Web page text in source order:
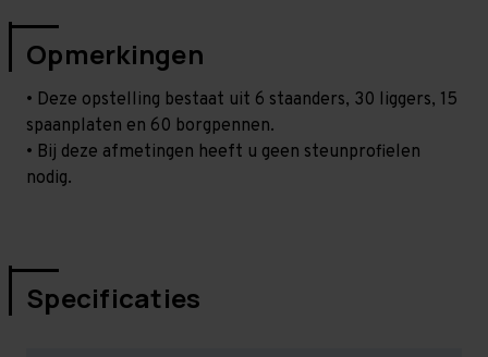
Opmerkingen
• Deze opstelling bestaat uit 6 staanders, 30 liggers, 15
spaanplaten en 60 borgpennen.
• Bij deze afmetingen heeft u geen steunprofielen
nodig.
Specificaties